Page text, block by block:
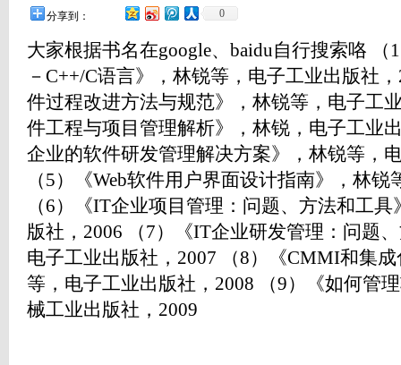
分享到： 0
大家根据书名在google、baidu自行搜索咯
－C++/C语言》，林锐等，电子工业出版社
件过程改进方法与规范》，林锐等，电子工
件工程与项目管理解析》，林锐，电子工业
企业的软件研发管理解决方案》，林锐等，
（5）《Web软件用户界面设计指南》，林
（6）《IT企业项目管理：问题、方法和工
版社，2006 （7）《IT企业研发管理：问题
电子工业出版社，2007 （8）《CMMI和集
等，电子工业出版社，2008 （9）《如何管
械工业出版社，2009